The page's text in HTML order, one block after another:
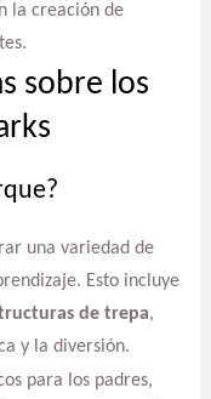
la creación de
sobre los
una variedad de
Esto incluye
de trepa,
y la diversión.
para los padres,